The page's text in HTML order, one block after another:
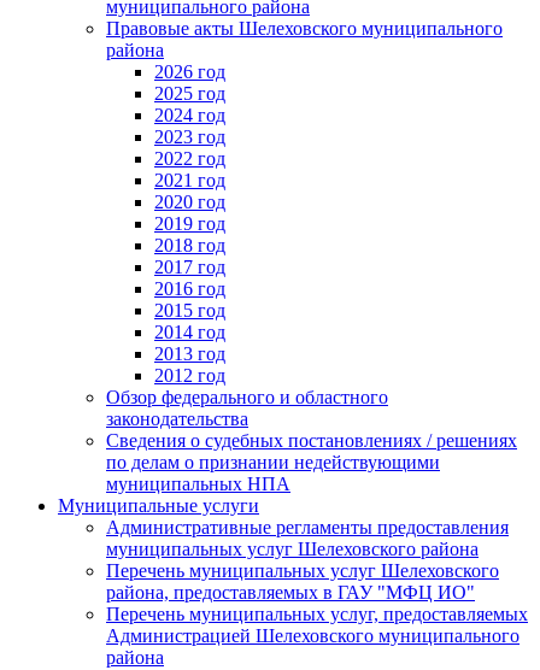
муниципального района
Правовые акты Шелеховского муниципального
района
2026 год
2025 год
2024 год
2023 год
2022 год
2021 год
2020 год
2019 год
2018 год
2017 год
2016 год
2015 год
2014 год
2013 год
2012 год
Обзор федерального и областного
законодательства
Сведения о судебных постановлениях / решениях
по делам о признании недействующими
муниципальных НПА
Муниципальные услуги
Административные регламенты предоставления
муниципальных услуг Шелеховского района
Перечень муниципальных услуг Шелеховского
района, предоставляемых в ГАУ "МФЦ ИО"
Перечень муниципальных услуг, предоставляемых
Администрацией Шелеховского муниципального
района